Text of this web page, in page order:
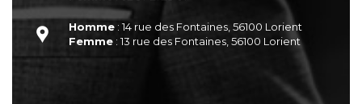
Homme : 14 rue des Fontaines, 56100 Lorient
Femme : 13 rue des Fontaines, 56100 Lorient